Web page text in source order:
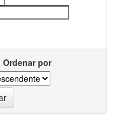
Ordenar por